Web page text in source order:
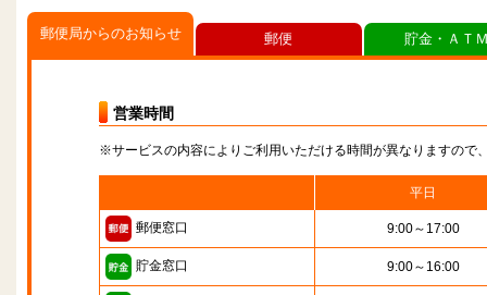
郵便局からのお知らせ
営業時間
※サービスの内容によりご利用いただける時間が異なりますので
平日
郵便窓口 9:00～17:00
貯金窓口 9:00～16:00
郵便 貯金・ＡＴ